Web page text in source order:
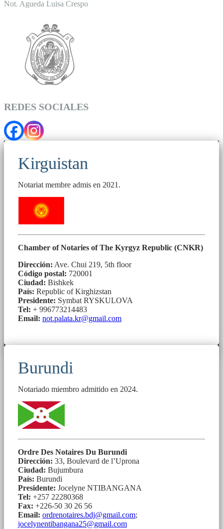
Not. Agueda Luisa Crespo
REDES SOCIALES
Kirguistan
Notariat membre admis en 2021.
Chamber of Notaries of The Kyrgyz Republic (CNKR)
Dirección: Ave. Chui 219, 5th floor
Código postal: 720001
Ciudad: Bishkek
País: Republic of Kirghizstan
Presidente: Symbat RYSKULOVA
Tel: + 996773214483
Email: not.palata.kr@gmail.com
Burundi
Notariado miembro admitido en 2024.
Ordre Des Notaires Du Burundi
Dirección: 33, Boulevard de l’Uprona
Ciudad: Bujumbura
País: Burundi
Presidente: Jocelyne NTIBANGANA
Tel: +257 22280368
Fax: +226-50 30 26 56
Email: ordrenotaires.bdj@gmail.com;
jocelynentibangana25@gmail.com